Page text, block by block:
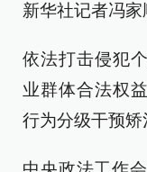
新华社记者冯家
依法打击侵犯
业群体合法权
行为分级干预